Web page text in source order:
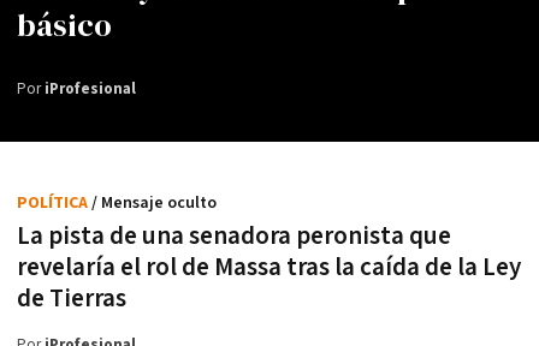
básico
PoriProfesional
La pista de una senadora peronista que
revelaría el rol de Massa tras la caída de la Ley
de Tierras
POLÍTICA/ Mensaje oculto